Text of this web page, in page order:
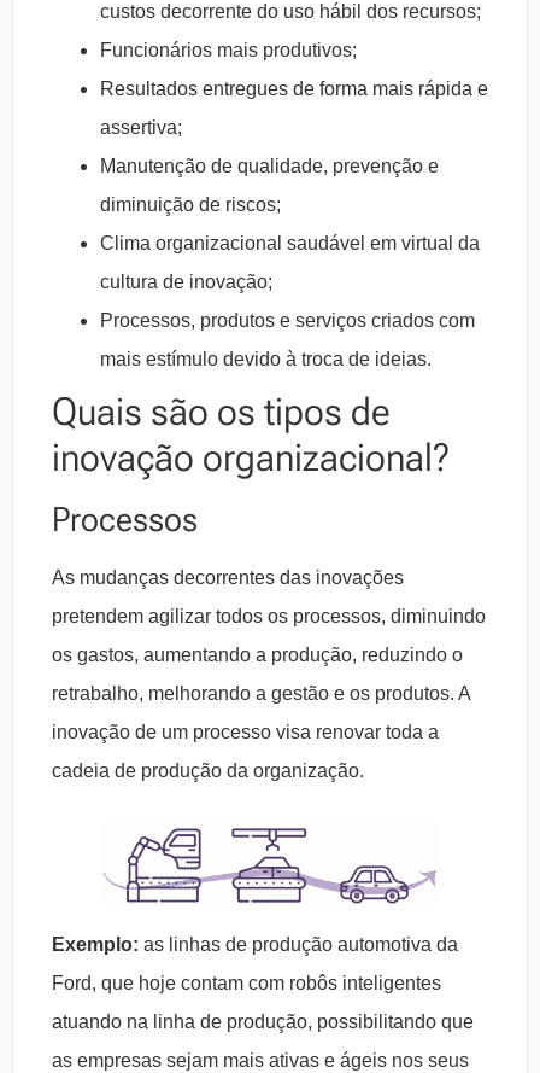
custos decorrente do uso hábil dos recursos;
Funcionários mais produtivos;
Resultados entregues de forma mais rápida e
assertiva;
Manutenção de qualidade, prevenção e
diminuição de riscos;
Clima organizacional saudável em virtual da
cultura de inovação;
Processos, produtos e serviços criados com
mais estímulo devido à troca de ideias.
Quais são os tipos de
inovação organizacional?
Processos
As mudanças decorrentes das inovações
pretendem agilizar todos os processos, diminuindo
os gastos, aumentando a produção, reduzindo o
retrabalho, melhorando a gestão e os produtos. A
inovação de um processo visa renovar toda a
cadeia de produção da organização.
Exemplo: as linhas de produção automotiva da
Ford, que hoje contam com robôs inteligentes
atuando na linha de produção, possibilitando que
as empresas sejam mais ativas e ágeis nos seus